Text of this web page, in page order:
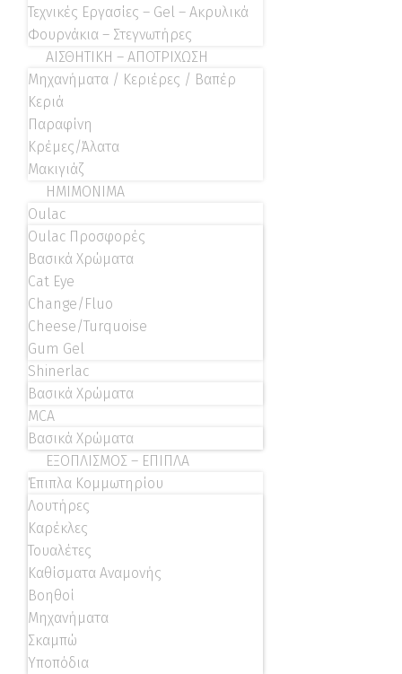
Τεχνικές Εργασίες – Gel – Ακρυλικά
Φουρνάκια – Στεγνωτήρες
ΑΙΣΘΗΤΙΚΗ – ΑΠΟΤΡΙΧΩΣΗ
Μηχανήματα / Κεριέρες / Βαπέρ
Κεριά
Παραφίνη
Κρέμες/Άλατα
Μακιγιάζ
ΗΜΙΜΟΝΙΜΑ
Oulac
Oulac Προσφορές
Βασικά Χρώματα
Cat Eye
Change/Fluo
Cheese/Turquoise
Gum Gel
Shinerlac
Βασικά Χρώματα
MCA
Βασικά Χρώματα
ΕΞΟΠΛΙΣΜΟΣ – ΕΠΙΠΛΑ
Έπιπλα Κομμωτηρίου
Λουτήρες
Καρέκλες
Τουαλέτες
Καθίσματα Αναμονής
Βοηθοί
Μηχανήματα
Σκαμπώ
Υποπόδια